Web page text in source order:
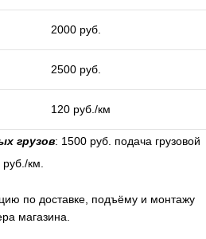
2000 руб.
2500 руб.
120 руб./км
грузов: 1500 руб. подача грузовой
км.
по доставке, подъёму и монтажу
магазина.